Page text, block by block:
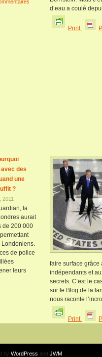
d’eau a coulé
Print
avec des
une
?
2011
la
aurait
de 200 000
Londoniens.
de police
leurs
faire surface grâce
indépendants et
secrets. C’est le
sur le Blog de la
nous raconte
Print
by WordPress and JWM